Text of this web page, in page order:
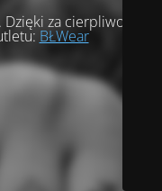
za cierpliwość.
BŁWear